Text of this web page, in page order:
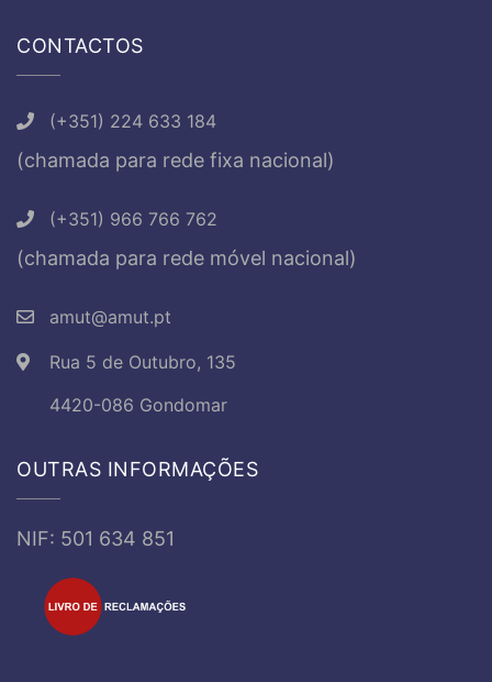
CONTACTOS
(+351) 224 633 184
(chamada para rede fixa nacional)
(+351) 966 766 762
(chamada para rede móvel nacional)
amut@amut.pt
Rua 5 de Outubro, 135
4420-086 Gondomar
OUTRAS INFORMAÇÕES
NIF: 501 634 851